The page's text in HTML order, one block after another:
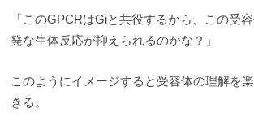
「このGPCRはGiと共役するから、この受
発な生体反応が抑えられるのかな？」
このようにイメージすると受容体の理解を
きる。